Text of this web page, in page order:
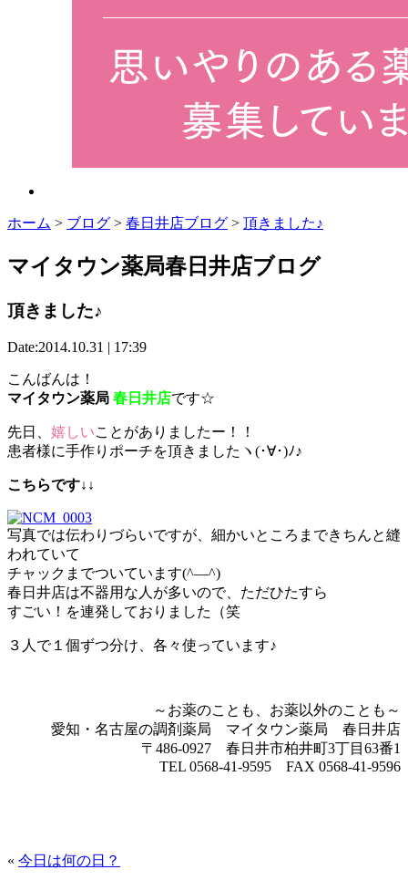
ホーム > ブログ > 春日井店ブログ > 頂きました♪
マイタウン薬局春日井店ブログ
頂きました♪
Date:2014.10.31 | 17:39
こんばんは！
マイタウン薬局 春日井店です☆
先日、 嬉しいこと がありましたー！！
患者様に手作りポーチを頂きましたヽ(･∀･)ﾉ♪
こちらです↓↓
写真では伝わりづらいですが、細かいところまできちんと縫
われていて
チャックまでついています(^―^)
春日井店は不器用な人が多いので、ただひたすら
すごい！を連発しておりました（笑
３人で１個ずつ分け、各々使っています♪
～お薬のことも、お薬以外のことも～
愛知・名古屋の調剤薬局 マイタウン薬局 春日井店
〒486-0927 春日井市柏井町3丁目63番1
TEL 0568-41-9595 FAX 0568-41-9596
« 今日は何の日？